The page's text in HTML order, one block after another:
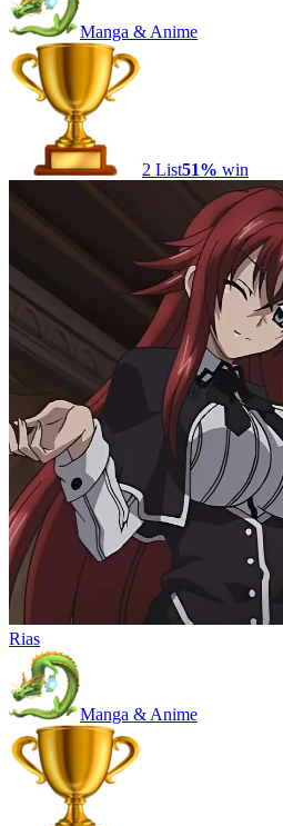
Manga & Anime
2 List51% win
Rias
Manga & Anime